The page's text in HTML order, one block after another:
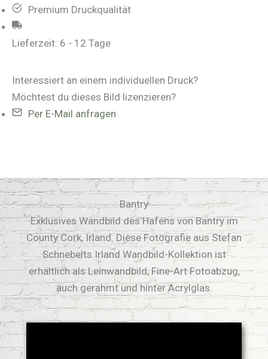
Premium Druckqualität
Lieferzeit: 6 - 12 Tage
Interessiert an einem individuellen Druck?
Möchtest du dieses Bild lizenzieren?
Per E-Mail anfragen
Bantry
Exklusives Wandbild des Hafens von Bantry im
County Cork, Irland. Diese Fotografie aus Stefan
Schnebelts Irland Wandbild-Kollektion ist
erhältlich als Leinwandbild, Fine-Art Fotoabzug,
auch gerahmt und hinter Acrylglas.